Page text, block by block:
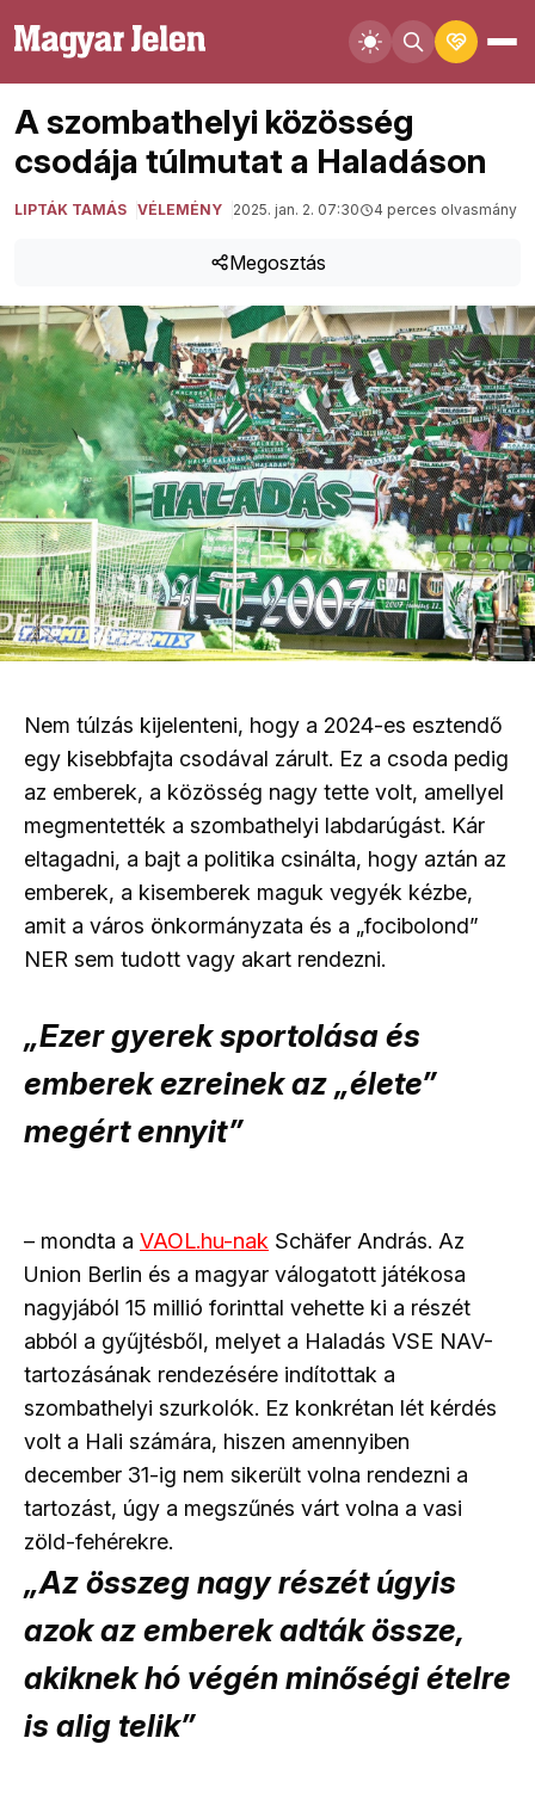
A szombathelyi közösség
csodája túlmutat a Haladáson
LIPTÁK TAMÁS VÉLEMÉNY 2025. jan. 2. 07:30 4 perces olvasmány
Megosztás
Nem túlzás kijelenteni, hogy a 2024-es esztendő
egy kisebbfajta csodával zárult. Ez a csoda pedig
az emberek, a közösség nagy tette volt, amellyel
megmentették a szombathelyi labdarúgást. Kár
eltagadni, a bajt a politika csinálta, hogy aztán az
emberek, a kisemberek maguk vegyék kézbe,
amit a város önkormányzata és a „focibolond”
NER sem tudott vagy akart rendezni.
„Ezer gyerek sportolása és
emberek ezreinek az „élete”
megért ennyit”
– mondta a VAOL.hu-nak Schäfer András. Az
Union Berlin és a magyar válogatott játékosa
nagyjából 15 millió forinttal vehette ki a részét
abból a gyűjtésből, melyet a Haladás VSE NAV-
tartozásának rendezésére indítottak a
szombathelyi szurkolók. Ez konkrétan lét kérdés
volt a Hali számára, hiszen amennyiben
december 31-ig nem sikerült volna rendezni a
tartozást, úgy a megszűnés várt volna a vasi
zöld-fehérekre.
„Az összeg nagy részét úgyis
azok az emberek adták össze,
akiknek hó végén minőségi ételre
is alig telik”